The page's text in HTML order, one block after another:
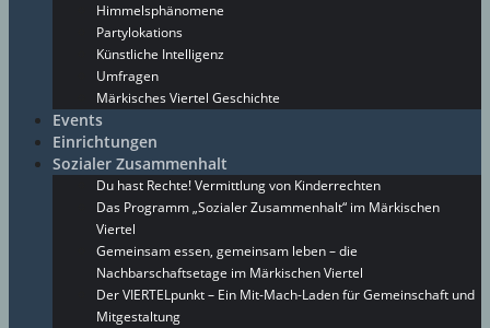
Himmelsphänomene
Partylokations
Künstliche Intelligenz
Umfragen
Märkisches Viertel Geschichte
Events
Einrichtungen
Sozialer Zusammenhalt
Du hast Rechte! Vermittlung von Kinderrechten
Das Programm „Sozialer Zusammenhalt“ im Märkischen
Viertel
Gemeinsam essen, gemeinsam leben – die
Nachbarschaftsetage im Märkischen Viertel
Der VIERTELpunkt – Ein Mit-Mach-Laden für Gemeinschaft und
Mitgestaltung